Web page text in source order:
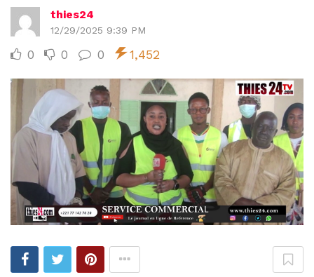
thies24
12/29/2025 9:39 PM
0 0 0 1,452